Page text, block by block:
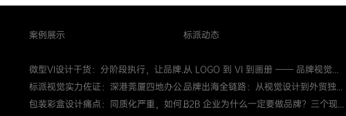
案例展示
微型VI设计干货：分阶段执行，让品牌...
标派视觉实力佐证：深港莞厦四地办公...
包装彩盒设计痛点：同质化严重，如何...
标派动态
从 LOGO 到 VI 到画册 —— 品牌视觉...
品牌出海全链路：从视觉设计到外贸独...
B2B 企业为什么一定要做品牌？三个现...